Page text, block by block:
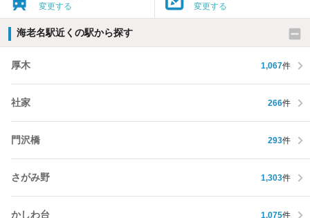
変更する 変更する
海老名駅近くの駅から探す
厚木 1,067件
社家 266件
門沢橋 293件
さがみ野 1,303件
かしわ台 1,075件